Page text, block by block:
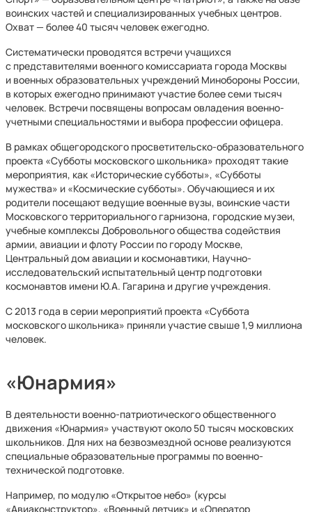
воинских частей и специализированных учебных центров.
Охват — более 40 тысяч человек ежегодно.
Систематически проводятся встречи учащихся
с представителями военного комиссариата города Москвы
и военных образовательных учреждений Минобороны России,
в которых ежегодно принимают участие более семи тысяч
человек. Встречи посвящены вопросам овладения военно-
учетными специальностями и выбора профессии офицера.
В рамках общегородского просветительско-образовательного
проекта «Субботы московского школьника» проходят такие
мероприятия, как «Исторические субботы», «Субботы
мужества» и «Космические субботы». Обучающиеся и их
родители посещают ведущие военные вузы, воинские части
Московского территориального гарнизона, городские музеи,
учебные комплексы Добровольного общества содействия
армии, авиации и флоту России по городу Москве,
Центральный дом авиации и космонавтики, Научно-
исследовательский испытательный центр подготовки
космонавтов имени Ю.А. Гагарина и другие учреждения.
С 2013 года в серии мероприятий проекта «Суббота
московского школьника» приняли участие свыше 1,9 миллиона
человек.
«Юнармия»
В деятельности военно-патриотического общественного
движения «Юнармия» участвуют около 50 тысяч московских
школьников. Для них на безвозмездной основе реализуются
специальные образовательные программы по военно-
технической подготовке.
Например, по модулю «Открытое небо» (курсы
«Авиаконструктор», «Военный летчик» и «Оператор